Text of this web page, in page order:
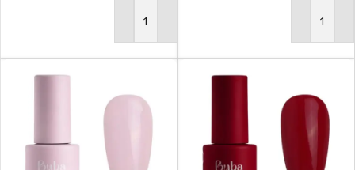
הוספה לסל הוספה לסל